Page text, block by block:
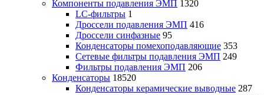
Компоненты подавления ЭМП 1320
LC-фильтры 1
Дроссели подавления ЭМП 416
Дроссели синфазные 95
Конденсаторы помехоподавляющие 353
Сетевые фильтры подавления ЭМП 249
Фильтры подавления ЭМП 206
Конденсаторы 18520
Конденсаторы керамические выводные 287